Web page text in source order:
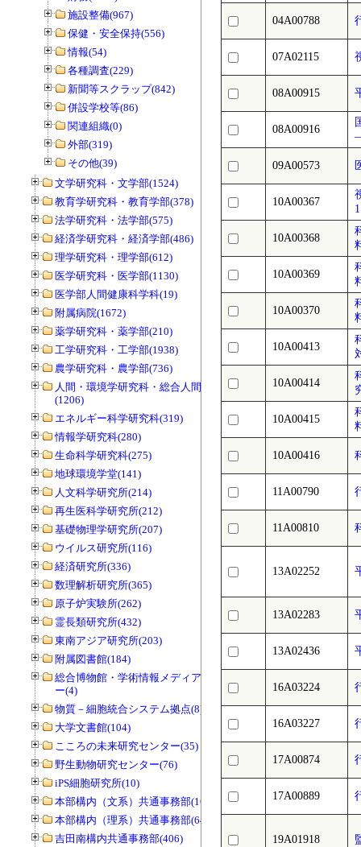
施設整備(967)
保健・安全保持(556)
情報(54)
各種調査(229)
新聞等スクラップ(842)
併設学校等(86)
関連組織(0)
外部(319)
その他(39)
文学研究科・文学部(1524)
教育学研究科・教育学部(378)
法学研究科・法学部(575)
経済学研究科・経済学部(486)
理学研究科・理学部(612)
医学研究科・医学部(1130)
医学部人間健康科学科(19)
附属病院(1672)
薬学研究科・薬学部(210)
工学研究科・工学部(1938)
農学研究科・農学部(736)
人間・環境学研究科・総合人間学部
(1206)
エネルギー科学研究科(319)
情報学研究科(280)
生命科学研究科(275)
地球環境学堂(141)
人文科学研究所(214)
再生医科学研究所(212)
基礎物理学研究所(207)
ウイルス研究所(116)
経済研究所(336)
数理解析研究所(365)
原子炉実験所(262)
霊長類研究所(432)
東南アジア研究所(203)
附属図書館(184)
総合博物館・学術情報メディアセンタ
ー(4)
物質－細胞統合システム拠点(8)
大学文書館(104)
こころの未来研究センター(35)
野生動物研究センター(76)
iPS細胞研究所(10)
本部構内（文系）共通事務部(165)
本部構内（理系）共通事務部(646)
吉田南構内共通事務部(406)
04A00788
07A02115
08A00915
08A00916
09A00573
10A00367
10A00368
10A00369
10A00370
10A00413
10A00414
10A00415
10A00416
11A00790
11A00810
13A02252
13A02283
13A02436
16A03224
16A03227
17A00874
17A00889
19A01918